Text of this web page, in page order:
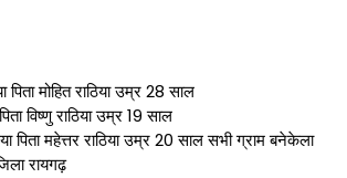
पिता मोहित राठिया उम्र 28 साल
विष्णु राठिया उम्र 19 साल
पिता महेत्तर राठिया उम्र 20 साल सभी ग्राम बनेकेला
रायगढ़